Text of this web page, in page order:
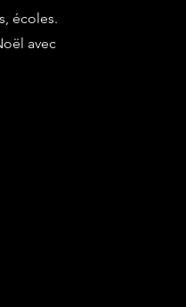
écoles.
avec